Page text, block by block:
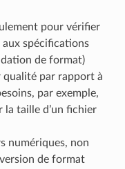
pour vérifier
spécifications
de format)
qualité par rapport à
par exemple,
la taille d’un fichier
numériques, non
de format